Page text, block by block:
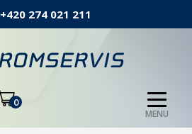
+420 274 021 211
0
MENU